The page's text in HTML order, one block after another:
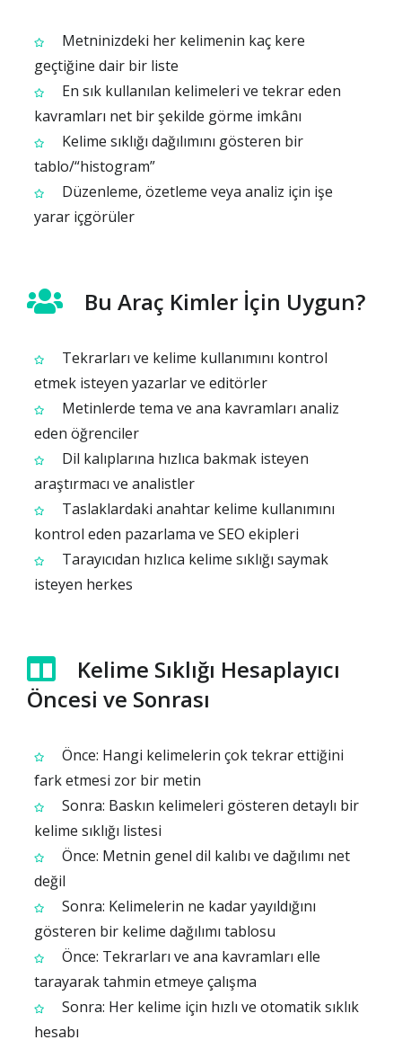
Metninizdeki her kelimenin kaç kere
geçtiğine dair bir liste
En sık kullanılan kelimeleri ve tekrar eden
kavramları net bir şekilde görme imkânı
Kelime sıklığı dağılımını gösteren bir
tablo/“histogram”
Düzenleme, özetleme veya analiz için işe
yarar içgörüler
Bu Araç Kimler İçin Uygun?
Tekrarları ve kelime kullanımını kontrol
etmek isteyen yazarlar ve editörler
Metinlerde tema ve ana kavramları analiz
eden öğrenciler
Dil kalıplarına hızlıca bakmak isteyen
araştırmacı ve analistler
Taslaklardaki anahtar kelime kullanımını
kontrol eden pazarlama ve SEO ekipleri
Tarayıcıdan hızlıca kelime sıklığı saymak
isteyen herkes
Kelime Sıklığı Hesaplayıcı
Öncesi ve Sonrası
Önce: Hangi kelimelerin çok tekrar ettiğini
fark etmesi zor bir metin
Sonra: Baskın kelimeleri gösteren detaylı bir
kelime sıklığı listesi
Önce: Metnin genel dil kalıbı ve dağılımı net
değil
Sonra: Kelimelerin ne kadar yayıldığını
gösteren bir kelime dağılımı tablosu
Önce: Tekrarları ve ana kavramları elle
tarayarak tahmin etmeye çalışma
Sonra: Her kelime için hızlı ve otomatik sıklık
hesabı